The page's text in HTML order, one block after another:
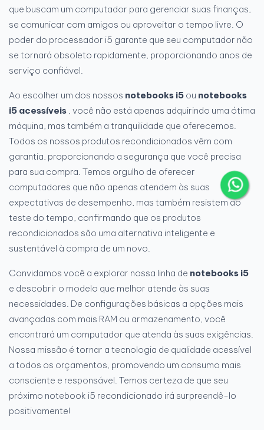
que buscam um computador para gerenciar suas finanças,
se comunicar com amigos ou aproveitar o tempo livre. O
poder do processador i5 garante que seu computador não
se tornará obsoleto rapidamente, proporcionando anos de
serviço confiável.
Ao escolher um dos nossos notebooks i5 ou notebooks
i5 acessíveis , você não está apenas adquirindo uma ótima
máquina, mas também a tranquilidade que oferecemos.
Todos os nossos produtos recondicionados vêm com
garantia, proporcionando a segurança que você precisa
para sua compra. Temos orgulho de oferecer
computadores que não apenas atendem às suas
expectativas de desempenho, mas também resistem ao
teste do tempo, confirmando que os produtos
recondicionados são uma alternativa inteligente e
sustentável à compra de um novo.
Convidamos você a explorar nossa linha de notebooks i5
e descobrir o modelo que melhor atende às suas
necessidades. De configurações básicas a opções mais
avançadas com mais RAM ou armazenamento, você
encontrará um computador que atenda às suas exigências.
Nossa missão é tornar a tecnologia de qualidade acessível
a todos os orçamentos, promovendo um consumo mais
consciente e responsável. Temos certeza de que seu
próximo notebook i5 recondicionado irá surpreendê-lo
positivamente!